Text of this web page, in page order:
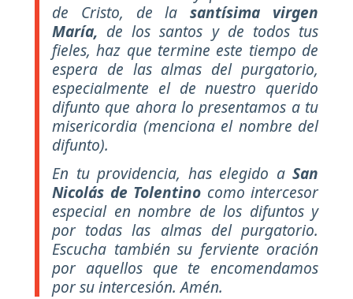
de Cristo, de lasantísima virgen
María, de los santos y de todos tus
fieles, haz que termine este tiempo de
espera de las almas del purgatorio,
especialmente el de nuestro querido
difunto que ahora lo presentamos a tu
misericordia (menciona el nombre del
difunto).
En tu providencia, has elegido a San
Nicolás de Tolentino como intercesor
especial en nombre de los difuntos y
por todas las almas del purgatorio.
Escucha también su ferviente oración
por aquellos que te encomendamos
por su intercesión. Amén.